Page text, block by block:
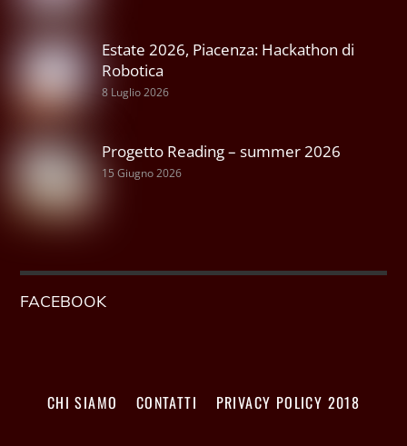
Estate 2026, Piacenza: Hackathon di
Robotica
8 Luglio 2026
Progetto Reading – summer 2026
15 Giugno 2026
FACEBOOK
CHI SIAMO CONTATTI PRIVACY POLICY 2018